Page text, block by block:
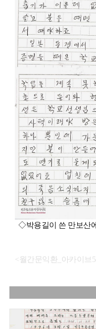
◇박용길이 쓴 만보산
<월간문익환_아카이브